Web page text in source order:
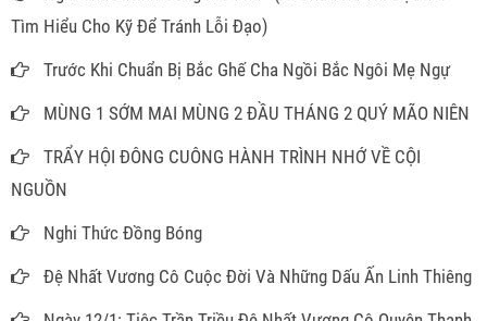
Tìm Hiểu Cho Kỹ Để Tránh Lỗi Đạo)
Trước Khi Chuẩn Bị Bắc Ghế Cha Ngồi Bắc Ngôi Mẹ Ngự
MÙNG 1 SỚM MAI MÙNG 2 ĐẦU THÁNG 2 QUÝ MÃO NIÊN
TRẨY HỘI ĐÔNG CUÔNG HÀNH TRÌNH NHỚ VỀ CỘI
NGUỒN
Nghi Thức Đồng Bóng
Đệ Nhất Vương Cô Cuộc Đời Và Những Dấu Ấn Linh Thiêng